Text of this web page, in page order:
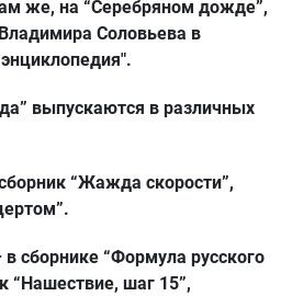
же, на “Серебряном дожде”,
Соловьева в
выпускаются в различных
“Жажда скорости”,
в сборнике “Формула русского
“Нашествие, шаг 15”,